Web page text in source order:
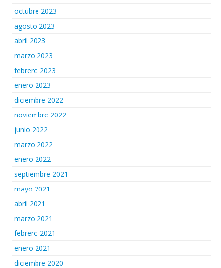
octubre 2023
agosto 2023
abril 2023
marzo 2023
febrero 2023
enero 2023
diciembre 2022
noviembre 2022
junio 2022
marzo 2022
enero 2022
septiembre 2021
mayo 2021
abril 2021
marzo 2021
febrero 2021
enero 2021
diciembre 2020